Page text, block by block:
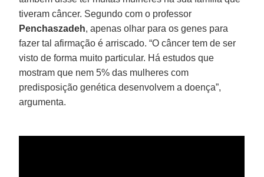
tiveram câncer. Segundo com o professor
Penchaszadeh, apenas olhar para os genes para
fazer tal afirmação é arriscado. “O câncer tem de ser
visto de forma muito particular. Há estudos que
mostram que nem 5% das mulheres com
predisposição genética desenvolvem a doença”,
argumenta.